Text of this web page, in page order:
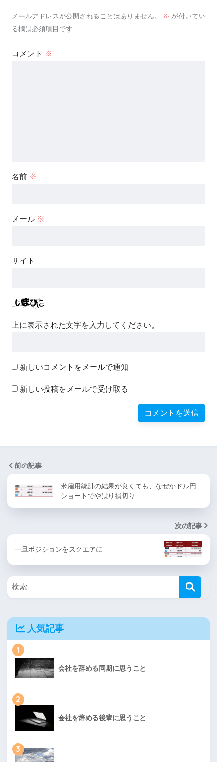
メールアドレスが公開されることはありません。 ※ が付いてい
る欄は必須項目です
コメント ※
名前 ※
メール ※
サイト
上に表示された文字を入力してください。
新しいコメントをメールで通知
新しい投稿をメールで受け取る
前の記事
米雇用統計の結果が良くても、なぜかドル円
ショートでやはり損切り…
次の記事
一旦ポジションをスクエアに
人気記事
1
会社を辞める同期に思うこと
2
会社を辞める後輩に思うこと
3